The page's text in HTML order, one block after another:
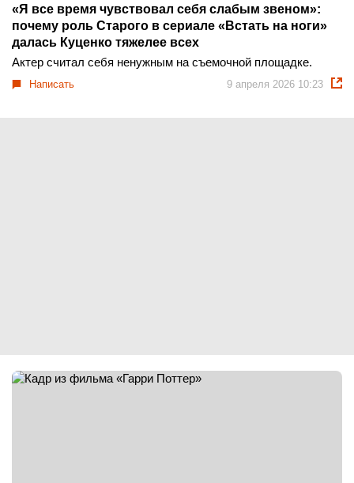
«Я все время чувствовал себя слабым звеном»:
почему роль Старого в сериале «Встать на ноги»
далась Куценко тяжелее всех
Актер считал себя ненужным на съемочной площадке.
Написать 9 апреля 2026 10:23